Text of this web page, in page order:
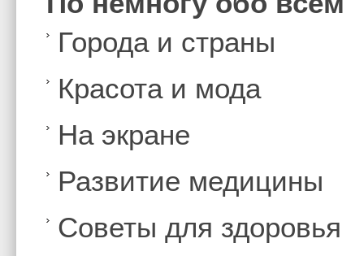
Города и страны
Красота и мода
На экране
Развитие медицины
Советы для здоровья